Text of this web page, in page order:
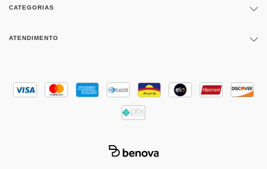
CATEGORIAS
ATENDIMENTO